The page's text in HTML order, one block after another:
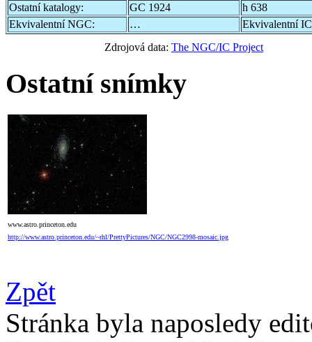
Ostatní katalogy:
GC 1924
h 638
Ekvivalentní NGC:
…
Ekvivalentní
Zdrojová data: The NGC/IC Project
Ostatní snímky
www.astro.princeton.edu
http://www.astro.princeton.edu/~rhl/PrettyPictures/NGC/NGC2998-mosaic.jpg
Zpět
Stránka byla naposledy